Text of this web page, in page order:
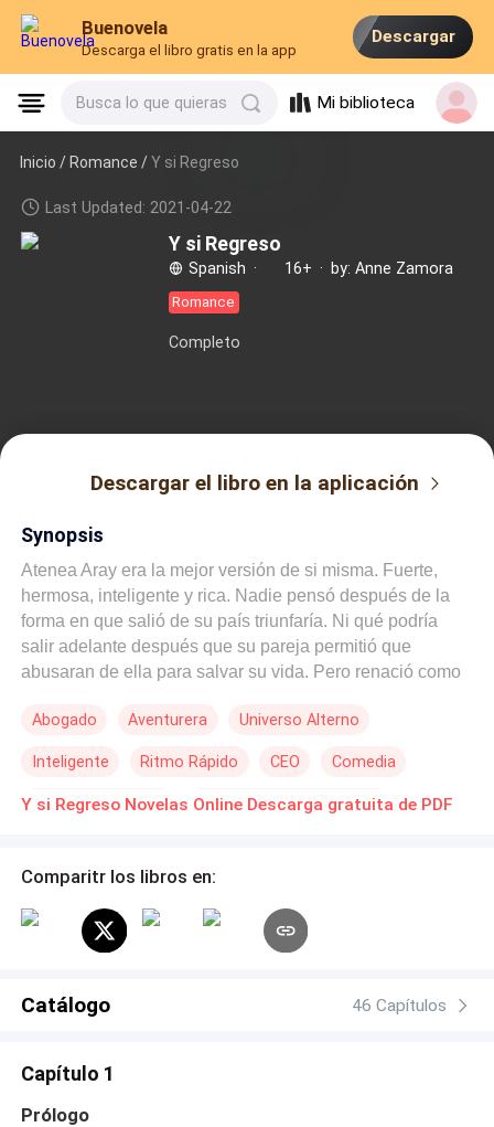
Buenovela
Descarga el libro gratis en la app
Descargar
Busca lo que quieras Mi biblioteca
Inicio /Romance /Y si Regreso
Last Updated: 2021-04-22
Y si Regreso
Spanish · 16+ · by: Anne Zamora
Romance
Completo
Descargar el libro en la aplicación
Synopsis
Atenea Aray era la mejor versión de si misma. Fuerte,
hermosa, inteligente y rica. Nadie pensó después de la
forma en que salió de su país triunfaría. Ni qué podría
salir adelante después que su pareja permitió que
abusaran de ella para salvar su vida. Pero renació como
organizar su pasado es realmente necesario. En su vida
Amigo. Que pasará cuando descubran que sus
sentimientos han cambiado y que su amistad ya no es la
Abogado Aventurera Universo Alterno
Inteligente Ritmo Rápido CEO Comedia
Diferencia de Edad Matrimonio por Contrato
Y si Regreso Novelas Online Descarga gratuita de PDF
Comparitr los libros en:
Catálogo 46 Capítulos
Capítulo 1
Prólogo